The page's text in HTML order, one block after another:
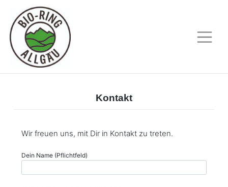
content
Kontakt
Wir freuen uns, mit Dir in Kontakt zu treten.
Dein Name (Pflichtfeld)